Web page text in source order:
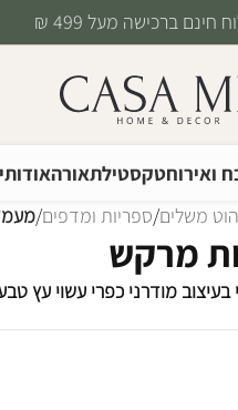
ברכישה מעל 499 ₪
ואירוחטקסטילתאורה
משלים/ספריות ומדפים/
מרקש
מודרני כפרי עשוי עץ